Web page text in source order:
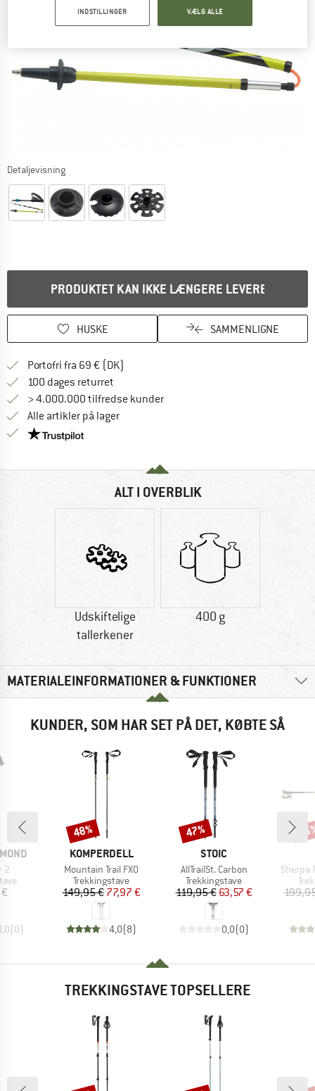
Detaljevisning
PRODUKTET KAN IKKE LÆNGERE LEVERES
HUSKE SAMMENLIGNE
Portofri fra 69 € (DK)
100 dages returret
> 4.000.000 tilfredse kunder
Alle artikler på lager
Vi er Trustpilot-certificeret - oplysningerne får du
ALT I OVERBLIK
Udskiftelige
tallerkener
400 g
MATERIALEINFORMATIONER & FUNKTIONER
KUNDER, SOM HAR SET PÅ DET, KØBTE SÅ
2
(0)
MÆRKE
KOMPERDELL
Artikel
Mountain Trail FXO
Produktgruppe
Trekkingstave
Pris
149,95 €Nedsat pris
77,97 €
4,0(8)
Rabat
48%
MÆRKE
STOIC
Artikel
AllTrailSt. Carbon
Produktgruppe
Trekkingstave
Pris
119,95 €Nedsat pris
63,57 €
0,0(0)
Rabat
47%
Artikel
Sherpa
TREKKINGSTAVE TOPSELLERE
INDSTILLINGER VÆLG ALLE